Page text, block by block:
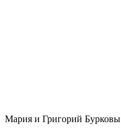
Мария и Григорий Бурковы